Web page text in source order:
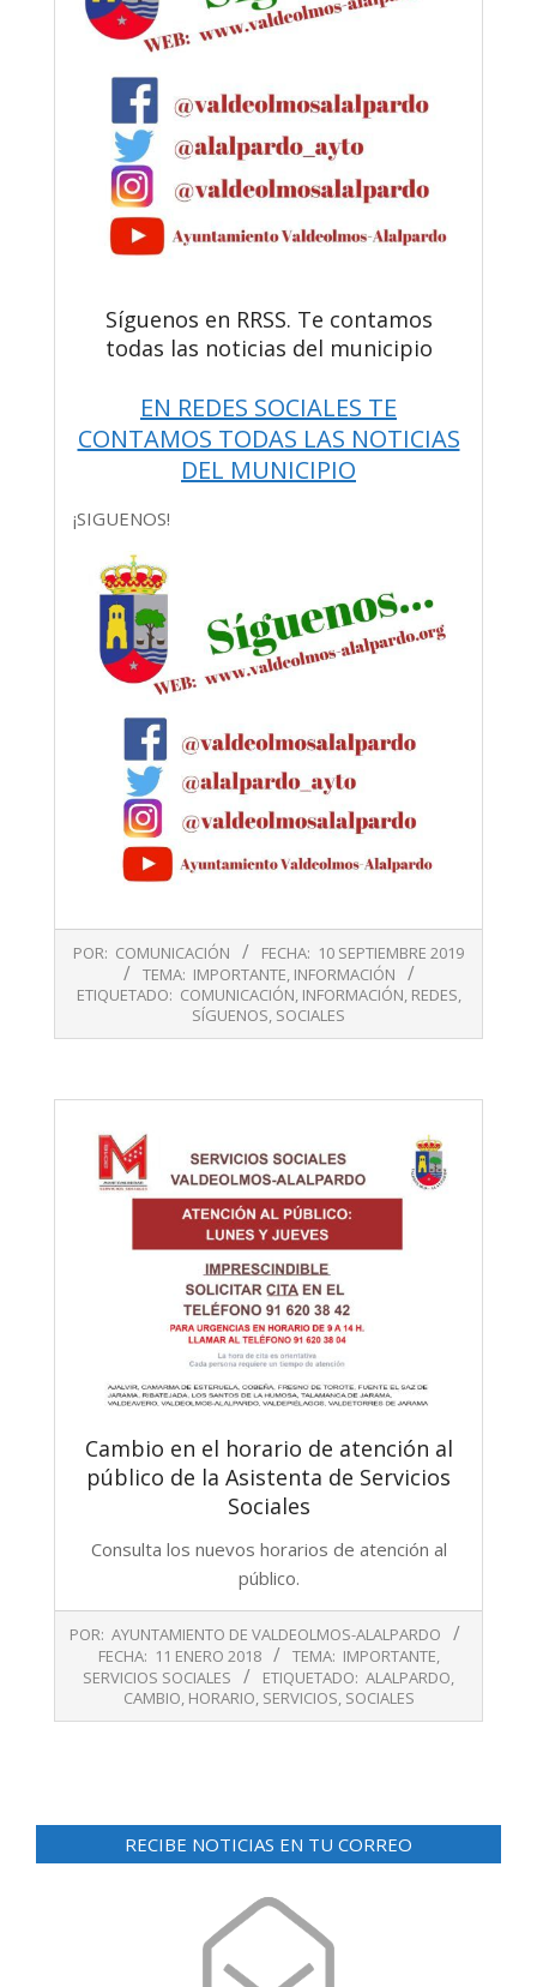
Síguenos en RRSS. Te contamos
todas las noticias del municipio
EN REDES SOCIALES TE
CONTAMOS TODAS LAS NOTICIAS
DEL MUNICIPIO
¡SIGUENOS!
09-
POR: COMUNICACIÓN FECHA: 10 SEPTIEMBRE 2019
TEMA: IMPORTANTE, INFORMACIÓN
ETIQUETADO: COMUNICACIÓN, INFORMACIÓN, REDES,
SÍGUENOS, SOCIALES
Cambio en el horario de atención al
público de la Asistenta de Servicios
Sociales
Consulta los nuevos horarios de atención al
público.
01-
POR: AYUNTAMIENTO DE VALDEOLMOS-ALALPARDO
FECHA: 11 ENERO 2018 TEMA: IMPORTANTE,
SERVICIOS SOCIALES
ETIQUETADO: ALALPARDO,
CAMBIO, HORARIO, SERVICIOS, SOCIALES
RECIBE NOTICIAS EN TU CORREO